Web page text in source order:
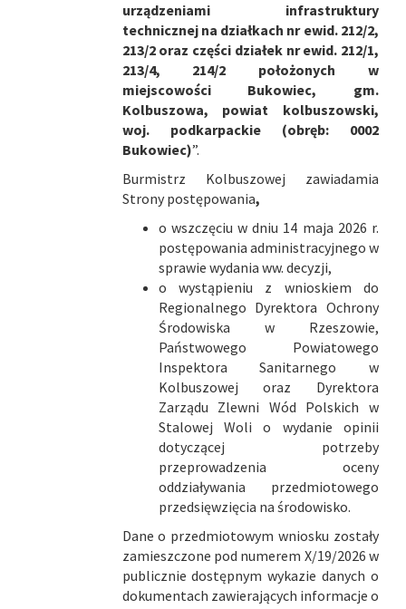
urządzeniami infrastruktury
technicznej na działkach nr ewid. 212/2,
213/2 oraz części działek nr ewid. 212/1,
213/4, 214/2 położonych w
miejscowości Bukowiec, gm.
Kolbuszowa, powiat kolbuszowski,
woj. podkarpackie (obręb: 0002
Bukowiec)”.
Burmistrz Kolbuszowej zawiadamia
Strony postępowania,
o wszczęciu w dniu 14 maja 2026 r.
postępowania administracyjnego w
sprawie wydania ww. decyzji,
o wystąpieniu z wnioskiem do
Regionalnego Dyrektora Ochrony
Środowiska w Rzeszowie,
Państwowego Powiatowego
Inspektora Sanitarnego w
Kolbuszowej oraz Dyrektora
Zarządu Zlewni Wód Polskich w
Stalowej Woli o wydanie opinii
dotyczącej potrzeby
przeprowadzenia oceny
oddziaływania przedmiotowego
przedsięwzięcia na środowisko.
Dane o przedmiotowym wniosku zostały
zamieszczone pod numerem X/19/2026 w
publicznie dostępnym wykazie danych o
dokumentach zawierających informacje o